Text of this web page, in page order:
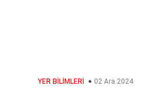
YER BILIMLERI 02 Ara 2024